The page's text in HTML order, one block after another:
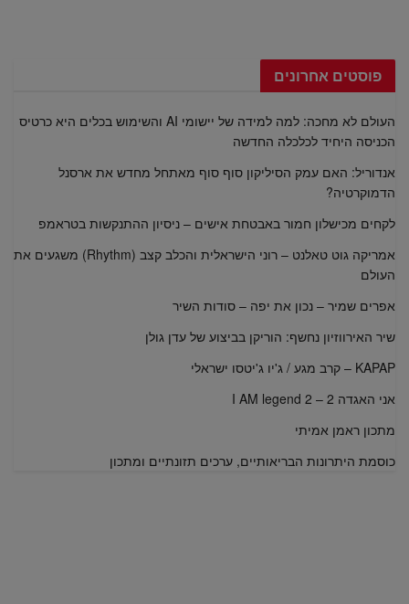
פוסטים אחרונים
העולם לא מחכה: למה למידה של יישומי AI והשימוש בכלים היא כרטיס
הכניסה היחיד לכלכלה החדשה
אנדוריל: האם עמק הסיליקון סוף סוף מאתחל מחדש את ארסנל
הדמוקרטיה?
לקחים מכישלון חמור באבטחת אישים – ניסיון ההתנקשות בטראמפ
אמריקה גוט טאלנט – רוני הישראלית והכלב קצב (Rhythm) משגעים את
העולם
אפרים שמיר – נכון את יפה – סודות השיר
שיר האירווזיון נחשף: הוריקן בביצוע של עדן גולן
KAPAP – קרב מגע / ג'יו ג'יטסו ישראלי
אני האגדה 2 – I AM legend 2
מתכון ראמן אמיתי
כוסמת היתרונות הבריאותיים, ערכים תזונתיים ומתכון